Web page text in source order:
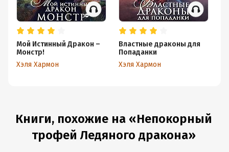
Мой Истинный Дракон –
Монстр!
Хэля Хармон
Властные драконы для
Попаданки
Хэля Хармон
Книги, похожие на «Непокорный
трофей Ледяного дракона»